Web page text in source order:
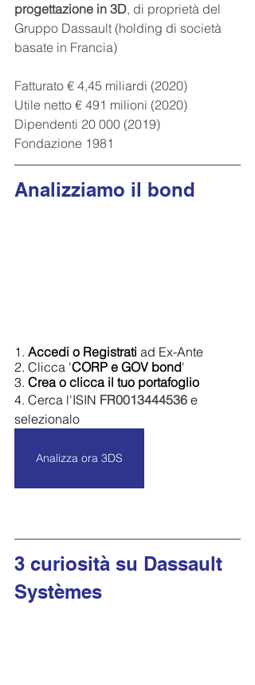
progettazione in 3D, di proprietà del
Gruppo Dassault (holding di società
basate in Francia)
Fatturato € 4,45 miliardi (2020)
Utile netto € 491 milioni (2020)
Dipendenti 20 000 (2019)
Fondazione 1981
Analizziamo il bond
1. Accedi o Registrati ad Ex-Ante
2. Clicca 'CORP e GOV bond'
3. Crea o clicca il tuo portafoglio
4. Cerca l'ISIN FR0013444536 e
selezionalo
Analizza ora 3DS
3 curiosità su Dassault
Systèmes